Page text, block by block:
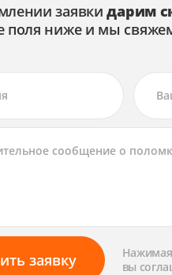
заявкидарим
поля ниже и мы
заявку
Нажимая
вы